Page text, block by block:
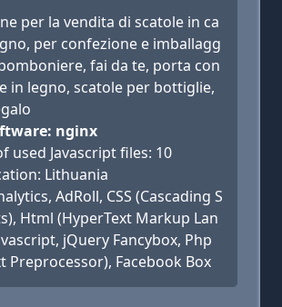
per la vendita di scatole in ca
per confezione e imballagg
fai da te, porta con
in legno, scatole per bottiglie,
nginx
used Javascript files: 10
Lithuania
AdRoll, CSS (Cascading S
Html (HyperText Markup Lan
jQuery Fancybox, Php
Preprocessor), Facebook Box